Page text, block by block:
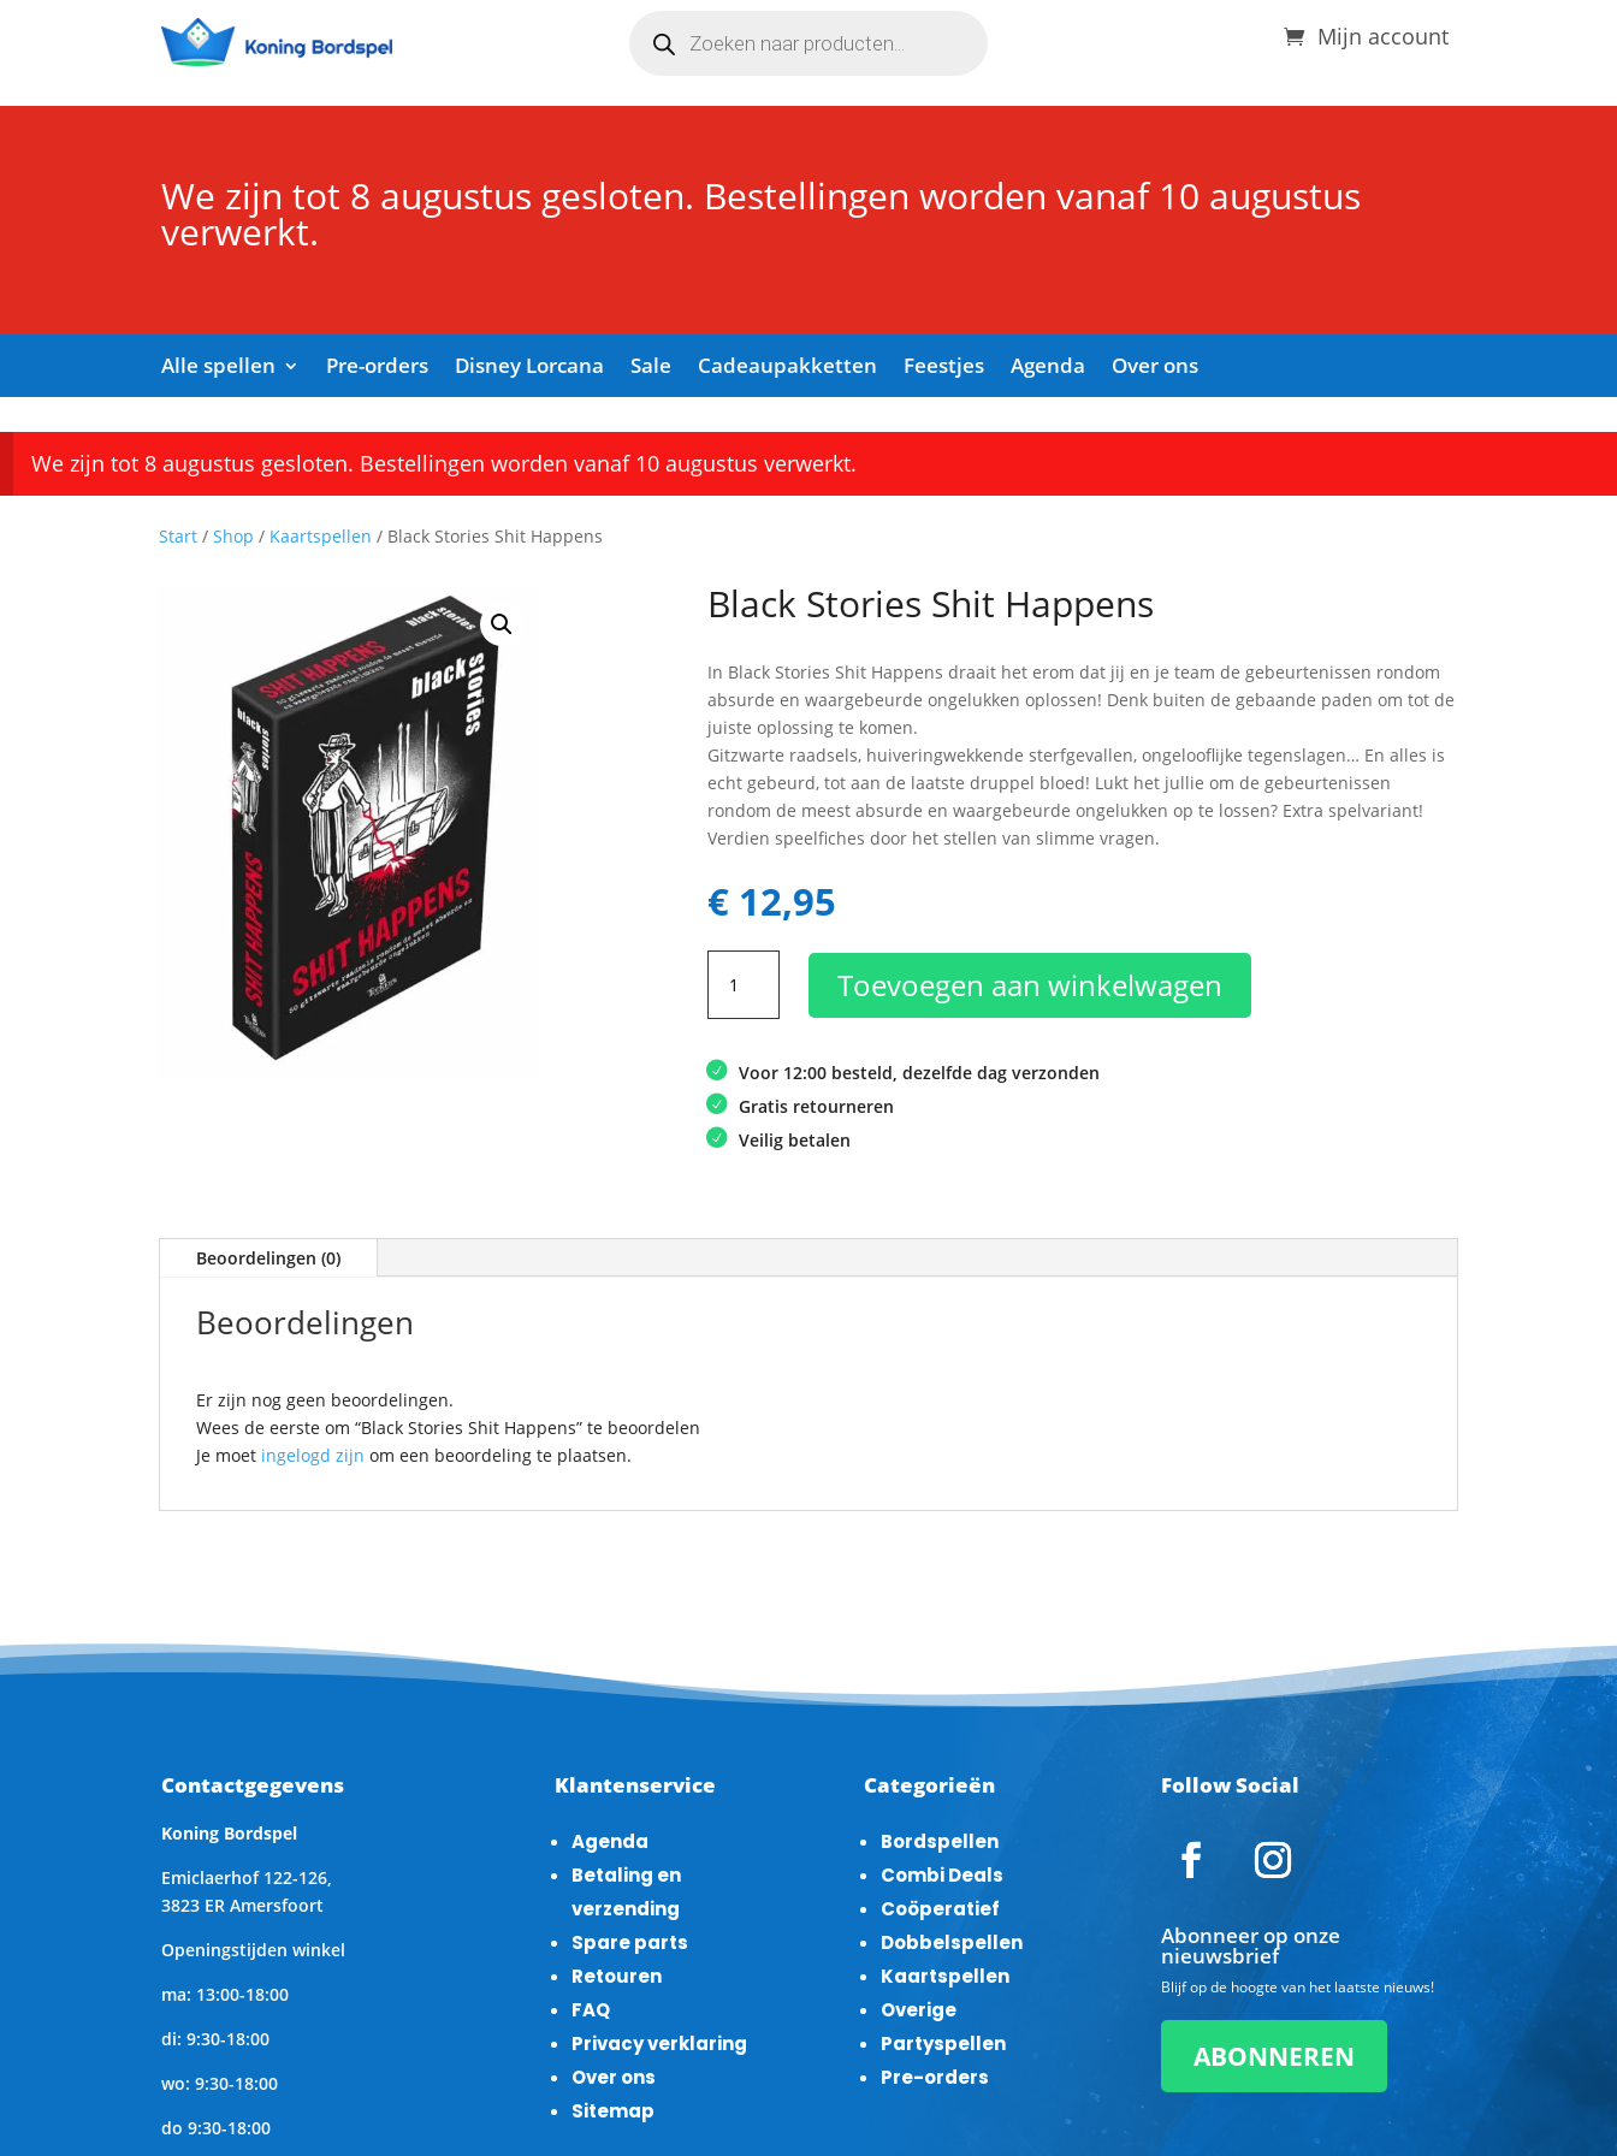
zoeken Mijn account
We zijn tot 8 augustus gesloten. Bestellingen worden vanaf 10 augustus
verwerkt.
Alle spellen Pre-orders Disney Lorcana Sale Cadeaupakketten Feestjes Agenda Over ons
We zijn tot 8 augustus gesloten. Bestellingen worden vanaf 10 augustus verwerkt.
Start / Shop / Kaartspellen / Black Stories Shit Happens
Black Stories Shit Happens
In Black Stories Shit Happens draait het erom dat jij en je team de gebeurtenissen rondom
absurde en waargebeurde ongelukken oplossen! Denk buiten de gebaande paden om tot de
juiste oplossing te komen.
Gitzwarte raadsels, huivering­wekkende sterfgevallen, onge­looflijke tegenslagen… En alles is
echt gebeurd, tot aan de laatste druppel bloed! Lukt het jullie om de gebeurtenissen
rondom de meest absurde en waar­gebeurde ongelukken op te lossen? Extra spelvariant!
Verdien speelfiches door het stellen van slimme vragen.
€12,95
Stories
Shit
aantal
Toevoegen aan winkelwagen
Voor 12:00 besteld, dezelfde dag verzonden
Gratis retourneren
Veilig betalen
Beoordelingen (0)
Beoordelingen
Er zijn nog geen beoordelingen.
Wees de eerste om “Black Stories Shit Happens” te beoordelen
Je moet ingelogd zijn om een beoordeling te plaatsen.
Contactgegevens
Koning Bordspel
Emiclaerhof 122-126,
3823 ER Amersfoort
Openingstijden winkel
ma: 13:00-18:00
di: 9:30-18:00
wo: 9:30-18:00
do 9:30-18:00
Klantenservice
Agenda
Betaling en
verzending
Spare parts
Retouren
FAQ
Privacy verklaring
Over ons
Sitemap
Categorieën
Bordspellen
Combi Deals
Coöperatief
Dobbelspellen
Kaartspellen
Overige
Partyspellen
Pre-orders
Follow Social
Abonneer op onze
nieuwsbrief
Blijf op de hoogte van het laatste nieuws!
ABONNEREN